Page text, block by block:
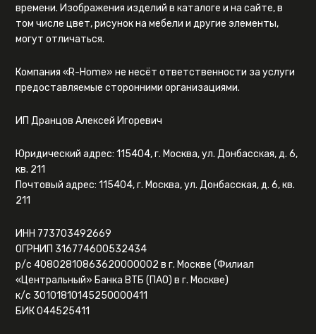
времени. Изображения изделий в каталоге и на сайте, в
том числе цвет, рисунок на мебели и другие элементы,
могут отличаться.
Компания «R-Home» не несёт ответственности за услуги
предоставляемые сторонними организациями.
ИП Дранцов Алексей Игоревич
Юридический адрес: 115404, г. Москва, ул. Донбасская, д. 6,
кв. 211
Почтовый адрес: 115404, г. Москва, ул. Донбасская, д. 6, кв.
211
ИНН 773703492669
ОГРНИП 316774600532434
р/с 40802810863620000002 в г. Москве (Филиал
«Центральный» Банка ВТБ (ПАО) в г. Москве)
к/с 30101810145250000411
БИК 044525411